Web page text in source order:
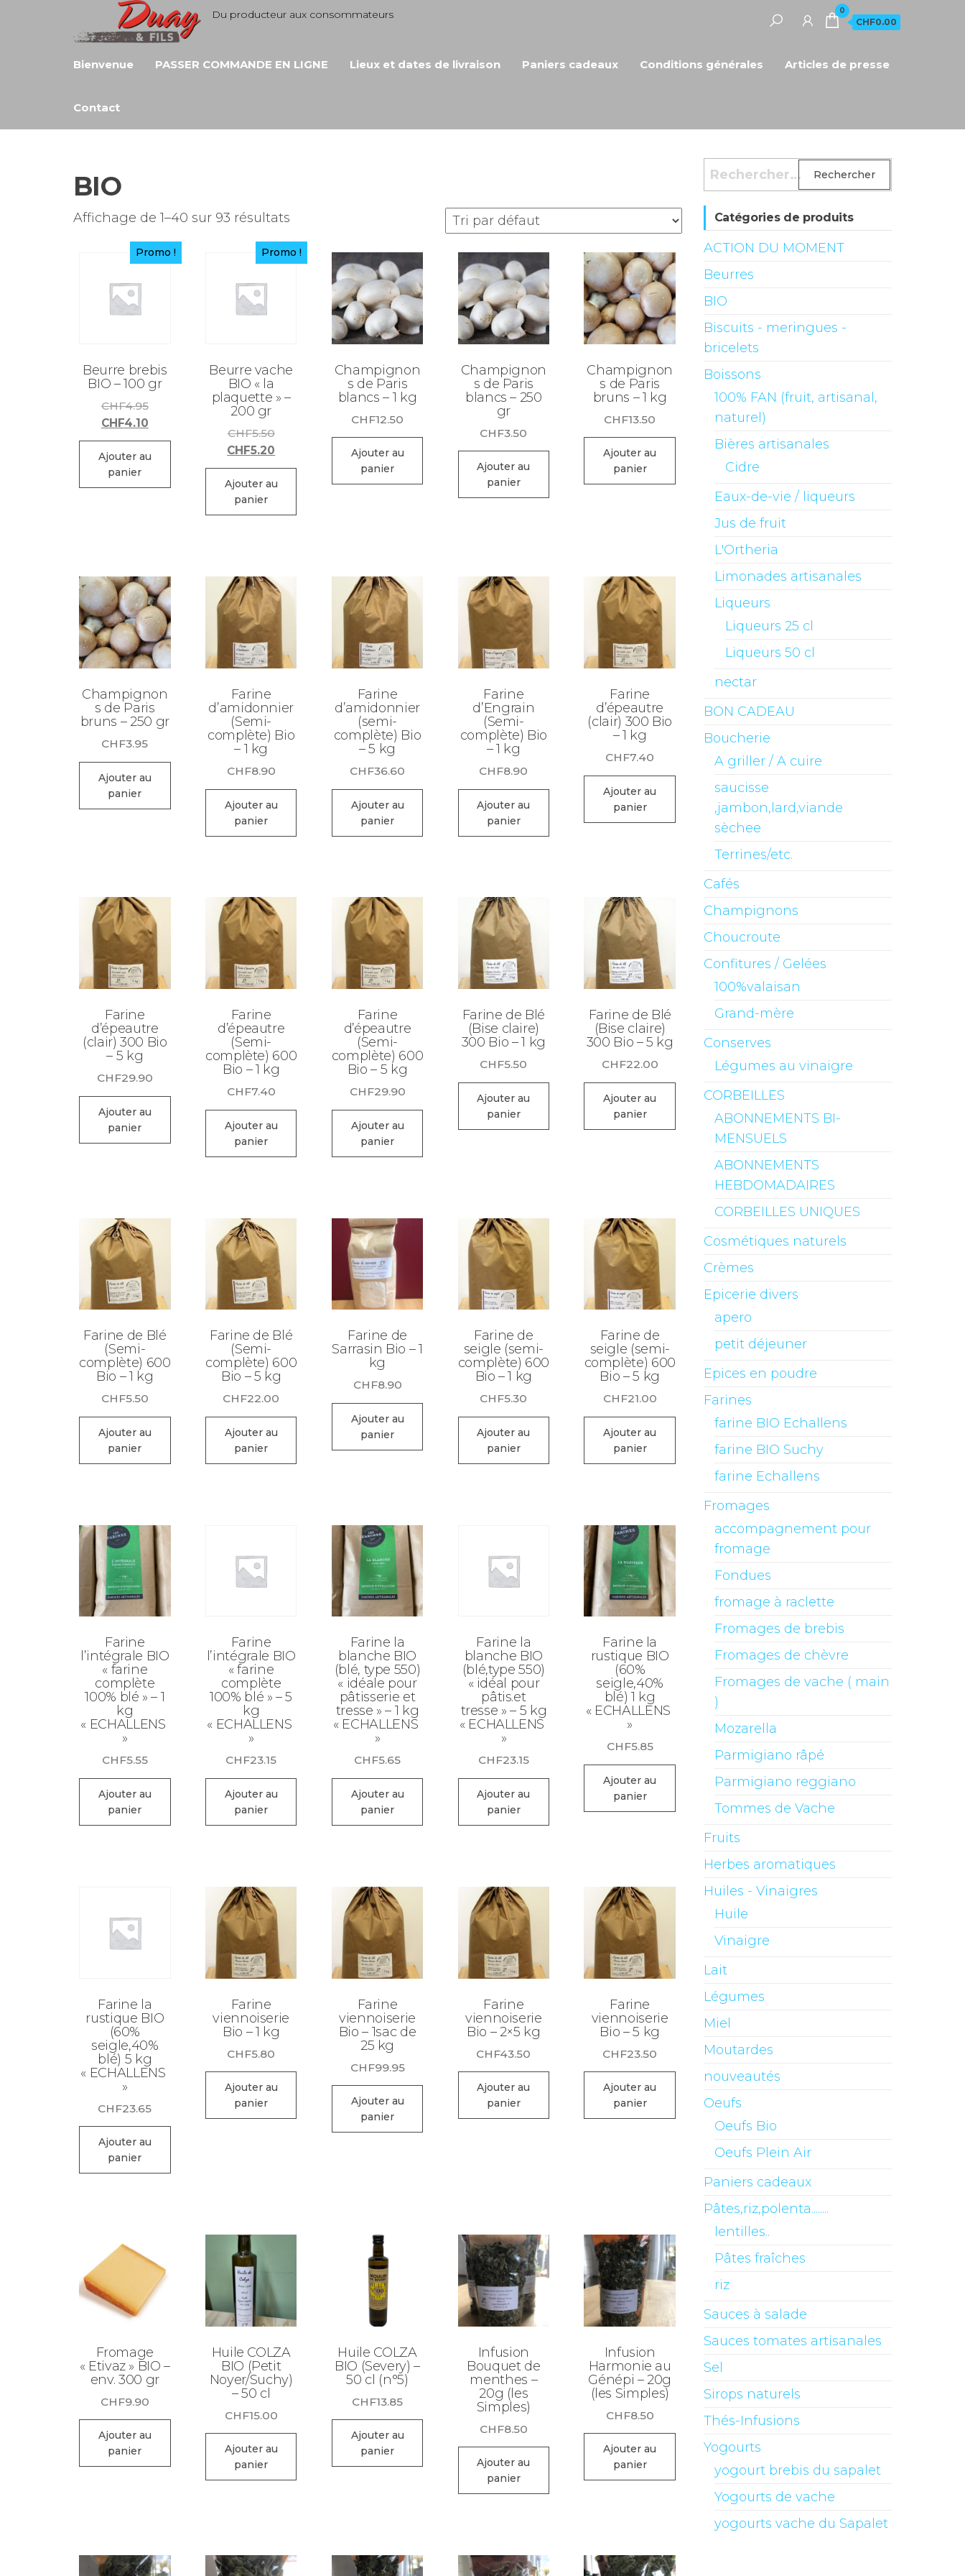
Du producteur aux consommateurs 0
CHF0.00
Bienvenue PASSER COMMANDE EN LIGNE Lieux et dates de livraison Paniers cadeaux Conditions générales Articles de presse
Contact
BIO
Affichage de 1–40 sur 93 résultats
Promo !
Beurre brebis
BIO – 100 gr
CHF4.95Le
prix
initial
était :
CHF4.10Le
prix
actuel
CHF4.10.
Ajouter au
panier
Promo !
Beurre vache
BIO « la
plaquette » –
200 gr
CHF5.50Le
prix
initial
était :
CHF5.20
prix
actuel
CHF5.20.
Ajouter au
panier
Champignon
s de Paris
blancs – 1 kg
CHF12.50
Ajouter au
panier
Champignon
s de Paris
blancs – 250
gr
CHF3.50
Ajouter au
panier
Champignon
s de Paris
bruns – 1 kg
CHF13.50
Ajouter au
panier
Champignon
s de Paris
bruns – 250 gr
CHF3.95
Ajouter au
panier
Farine
d’amidonnier
(Semi-
complète) Bio
– 1 kg
CHF8.90
Ajouter au
panier
Farine
d’amidonnier
(semi-
complète) Bio
– 5 kg
CHF36.60
Ajouter au
panier
Farine
d’Engrain
(Semi-
complète) Bio
– 1 kg
CHF8.90
Ajouter au
panier
Farine
d’épeautre
(clair) 300 Bio
– 1 kg
CHF7.40
Ajouter au
panier
Farine
d’épeautre
(clair) 300 Bio
– 5 kg
CHF29.90
Ajouter au
panier
Farine
d’épeautre
(Semi-
complète) 600
Bio – 1 kg
CHF7.40
Ajouter au
panier
Farine
d’épeautre
(Semi-
complète) 600
Bio – 5 kg
CHF29.90
Ajouter au
panier
Farine de Blé
(Bise claire)
300 Bio – 1 kg
CHF5.50
Ajouter au
panier
Farine de Blé
(Bise claire)
300 Bio – 5 kg
CHF22.00
Ajouter au
panier
Farine de Blé
(Semi-
complète) 600
Bio – 1 kg
CHF5.50
Ajouter au
panier
Farine de Blé
(Semi-
complète) 600
Bio – 5 kg
CHF22.00
Ajouter au
panier
Farine de
Sarrasin Bio – 1
kg
CHF8.90
Ajouter au
panier
Farine de
seigle (semi-
complète) 600
Bio – 1 kg
CHF5.30
Ajouter au
panier
Farine de
seigle (semi-
complète) 600
Bio – 5 kg
CHF21.00
Ajouter au
panier
Farine
l’intégrale BIO
« farine
complète
100% blé » – 1
kg
« ECHALLENS
»
CHF5.55
Ajouter au
panier
Farine
l’intégrale BIO
« farine
complète
100% blé » – 5
kg
« ECHALLENS
»
CHF23.15
Ajouter au
panier
Farine la
blanche BIO
(blé, type 550)
« idéale pour
pâtisserie et
tresse » – 1 kg
« ECHALLENS
»
CHF5.65
Ajouter au
panier
Farine la
blanche BIO
(blé,type 550)
« idéal pour
pâtis.et
tresse » – 5 kg
« ECHALLENS
»
CHF23.15
Ajouter au
panier
Farine la
rustique BIO
(60%
seigle,40%
blé) 1 kg
« ECHALLENS
»
CHF5.85
Ajouter au
panier
Farine la
rustique BIO
(60%
seigle,40%
blé) 5 kg
« ECHALLENS
»
CHF23.65
Ajouter au
panier
Farine
viennoiserie
Bio – 1 kg
CHF5.80
Ajouter au
panier
Farine
viennoiserie
Bio – 1sac de
25 kg
CHF99.95
Ajouter au
panier
Farine
viennoiserie
Bio – 2×5 kg
CHF43.50
Ajouter au
panier
Farine
viennoiserie
Bio – 5 kg
CHF23.50
Ajouter au
panier
Fromage
« Etivaz » BIO –
env. 300 gr
CHF9.90
Ajouter au
panier
Huile COLZA
BIO (Petit
Noyer/Suchy)
– 50 cl
CHF15.00
Ajouter au
panier
Huile COLZA
BIO (Severy) –
50 cl (n°5)
CHF13.85
Ajouter au
panier
Infusion
Bouquet de
menthes –
20g (les
Simples)
CHF8.50
Ajouter au
panier
Infusion
Harmonie au
Génépi – 20g
(les Simples)
CHF8.50
Ajouter au
panier
Rechercher :
Catégories de produits
ACTION DU MOMENT
Beurres
BIO
Biscuits - meringues -
bricelets
Boissons
100% FAN (fruit, artisanal,
naturel)
Bières artisanales
Cidre
Eaux-de-vie / liqueurs
Jus de fruit
L'Ortheria
Limonades artisanales
Liqueurs
Liqueurs 25 cl
Liqueurs 50 cl
nectar
BON CADEAU
Boucherie
A griller / A cuire
saucisse
,jambon,lard,viande
sèchee
Terrines/etc.
Cafés
Champignons
Choucroute
Confitures / Gelées
100%valaisan
Grand-mère
Conserves
Légumes au vinaigre
CORBEILLES
ABONNEMENTS BI-
MENSUELS
ABONNEMENTS
HEBDOMADAIRES
CORBEILLES UNIQUES
Cosmétiques naturels
Crèmes
Epicerie divers
apero
petit déjeuner
Epices en poudre
Farines
farine BIO Echallens
farine BIO Suchy
farine Echallens
Fromages
accompagnement pour
fromage
Fondues
fromage à raclette
Fromages de brebis
Fromages de chèvre
Fromages de vache ( main
)
Mozarella
Parmigiano râpé
Parmigiano reggiano
Tommes de Vache
Fruits
Herbes aromatiques
Huiles - Vinaigres
Huile
Vinaigre
Lait
Légumes
Miel
Moutardes
nouveautés
Oeufs
Oeufs Bio
Oeufs Plein Air
Paniers cadeaux
Pâtes,riz,polenta........
lentilles..
Pâtes fraîches
riz
Sauces à salade
Sauces tomates artisanales
Sel
Sirops naturels
Thés-Infusions
Yogourts
yogourt brebis du sapalet
Yogourts de vache
yogourts vache du Sapalet